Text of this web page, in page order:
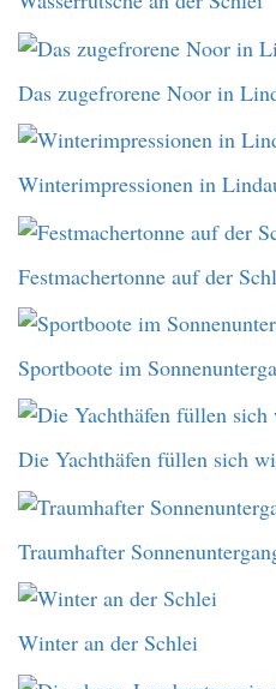
Das zugefrorene Noor in
Winterimpressionen in
Festmachertonne auf der
Sportboote im
Die Yachthäfen füllen sich
Traumhafter
Winter an der Schlei